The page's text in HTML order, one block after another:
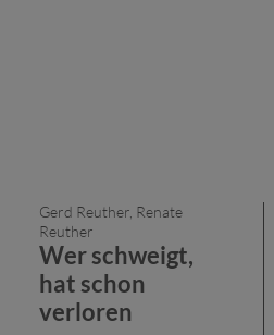
Gerd Reuther, Renate
Reuther
Wer schweigt,
hat schon
verloren